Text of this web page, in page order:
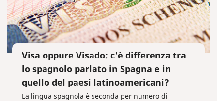
Visa oppure Visado: c'è differenza tra
lo spagnolo parlato in Spagna e in
quello del paesi latinoamericani?
La lingua spagnola è seconda per numero di